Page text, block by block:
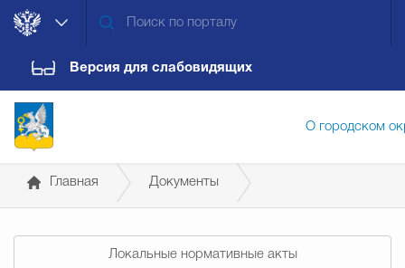
Версия для слабовидящих
О городском
Главная Документы
Локальные нормативные акты